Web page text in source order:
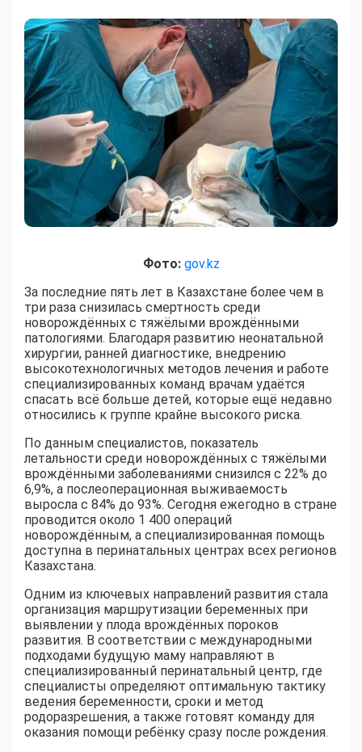
Фото: gov.kz
За последние пять лет в Казахстане более чем в
три раза снизилась смертность среди
новорождённых с тяжёлыми врождёнными
патологиями. Благодаря развитию неонатальной
хирургии, ранней диагностике, внедрению
высокотехнологичных методов лечения и работе
специализированных команд врачам удаётся
спасать всё больше детей, которые ещё недавно
относились к группе крайне высокого риска.
По данным специалистов, показатель
летальности среди новорождённых с тяжёлыми
врождёнными заболеваниями снизился с 22% до
6,9%, а послеоперационная выживаемость
выросла с 84% до 93%. Сегодня ежегодно в стране
проводится около 1 400 операций
новорождённым, а специализированная помощь
доступна в перинатальных центрах всех регионов
Казахстана.
Одним из ключевых направлений развития стала
организация маршрутизации беременных при
выявлении у плода врождённых пороков
развития. В соответствии с международными
подходами будущую маму направляют в
специализированный перинатальный центр, где
специалисты определяют оптимальную тактику
ведения беременности, сроки и метод
родоразрешения, а также готовят команду для
оказания помощи ребёнку сразу после рождения.